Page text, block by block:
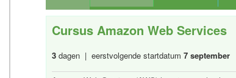
Cursus Amazon Web Services
3 dagen | eerstvolgende startdatum 7 september